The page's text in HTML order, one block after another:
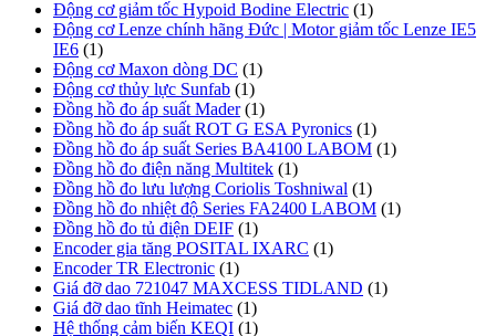
Động cơ giảm tốc Hypoid Bodine Electric (1)
Động cơ Lenze chính hãng Đức | Motor giảm tốc Lenze IE5
IE6 (1)
Động cơ Maxon dòng DC (1)
Động cơ thủy lực Sunfab (1)
Đồng hồ đo áp suất Mader (1)
Đồng hồ đo áp suất ROT G ESA Pyronics (1)
Đồng hồ đo áp suất Series BA4100 LABOM (1)
Đồng hồ đo điện năng Multitek (1)
Đồng hồ đo lưu lượng Coriolis Toshniwal (1)
Đồng hồ đo nhiệt độ Series FA2400 LABOM (1)
Đồng hồ đo tủ điện DEIF (1)
Encoder gia tăng POSITAL IXARC (1)
Encoder TR Electronic (1)
Giá đỡ dao 721047 MAXCESS TIDLAND (1)
Giá đỡ dao tĩnh Heimatec (1)
Hệ thống cảm biến KEQI (1)